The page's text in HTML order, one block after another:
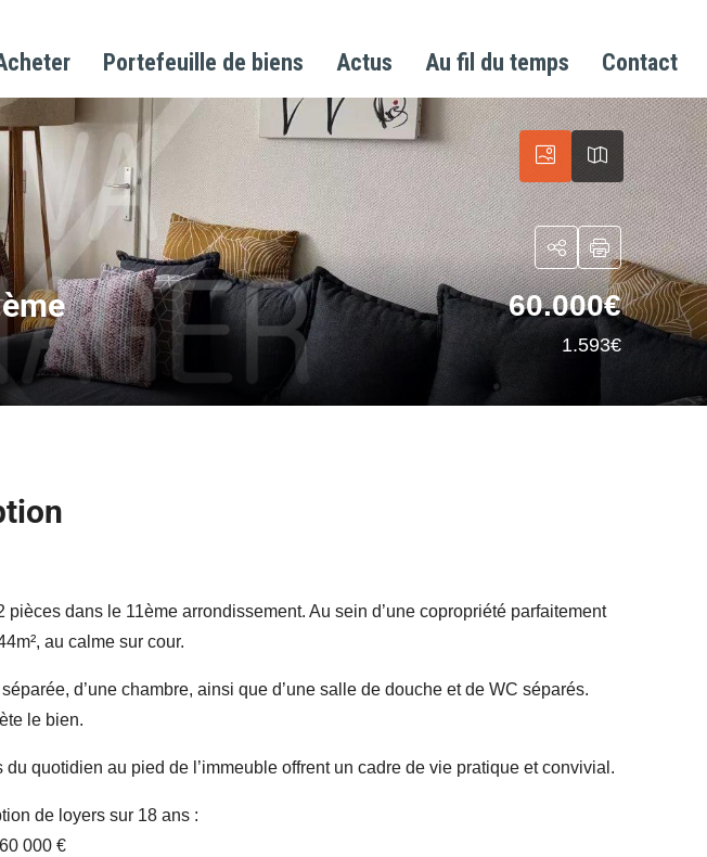
Portefeuille de biens Actus Au fil du temps Contact
60.000€
1.593€
dans le 11ème arrondissement. Au sein d’une copropriété parfaitement
au calme sur cour.
d’une chambre, ainsi que d’une salle de douche et de WC séparés.
le bien.
quotidien au pied de l’immeuble offrent un cadre de vie pratique et convivial.
de loyers sur 18 ans :
000 €